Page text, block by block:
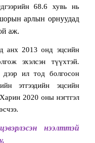
68.6 хувь нь
арлын орнуудад
аж.
анх 2013 онд эцсийн
эхэлсэн түүхтэй.
ил тод болгосон
этгээдийн эцсийн
2020 оны нэгтгэл
нээлттэй